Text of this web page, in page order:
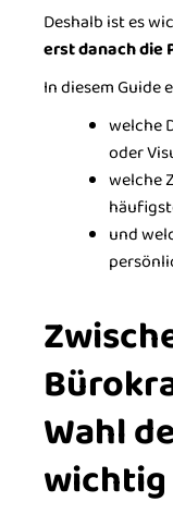
Deshalb ist es
erst danach die
In diesem Guide
welche
oder
welche
und
Wahl